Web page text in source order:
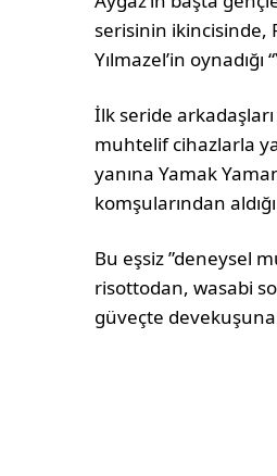
serisinin ikincisinde,
Yılmazel’in oynadığı
İlk seride
muhtelif cihazlarla
yanına Yamak
komşularından
Bu eşsiz ”deneysel
risottodan, wasabi
güveçte devekuşuna